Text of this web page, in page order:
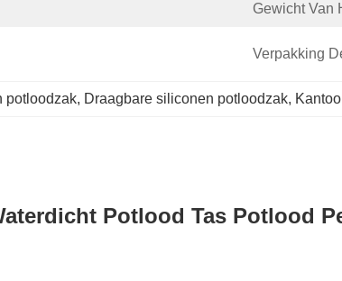
Gewicht Van
Verpakking
potloodzak, Draagbare siliconen potloodzak,
Potlood Tas Potlood